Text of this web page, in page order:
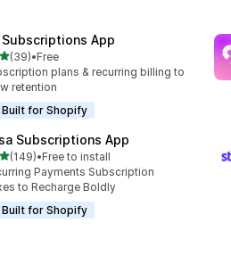
Subscriptions App
/ 5 tähteä
(39) yhteensä
•Free
plans & recurring billing to
retention
Built for Shopify
Subscriptions App
/ 5 tähteä
(149)
arvostelua yhteensä
•Free to install
Payments Subscription
to Recharge Boldly
Built for Shopify